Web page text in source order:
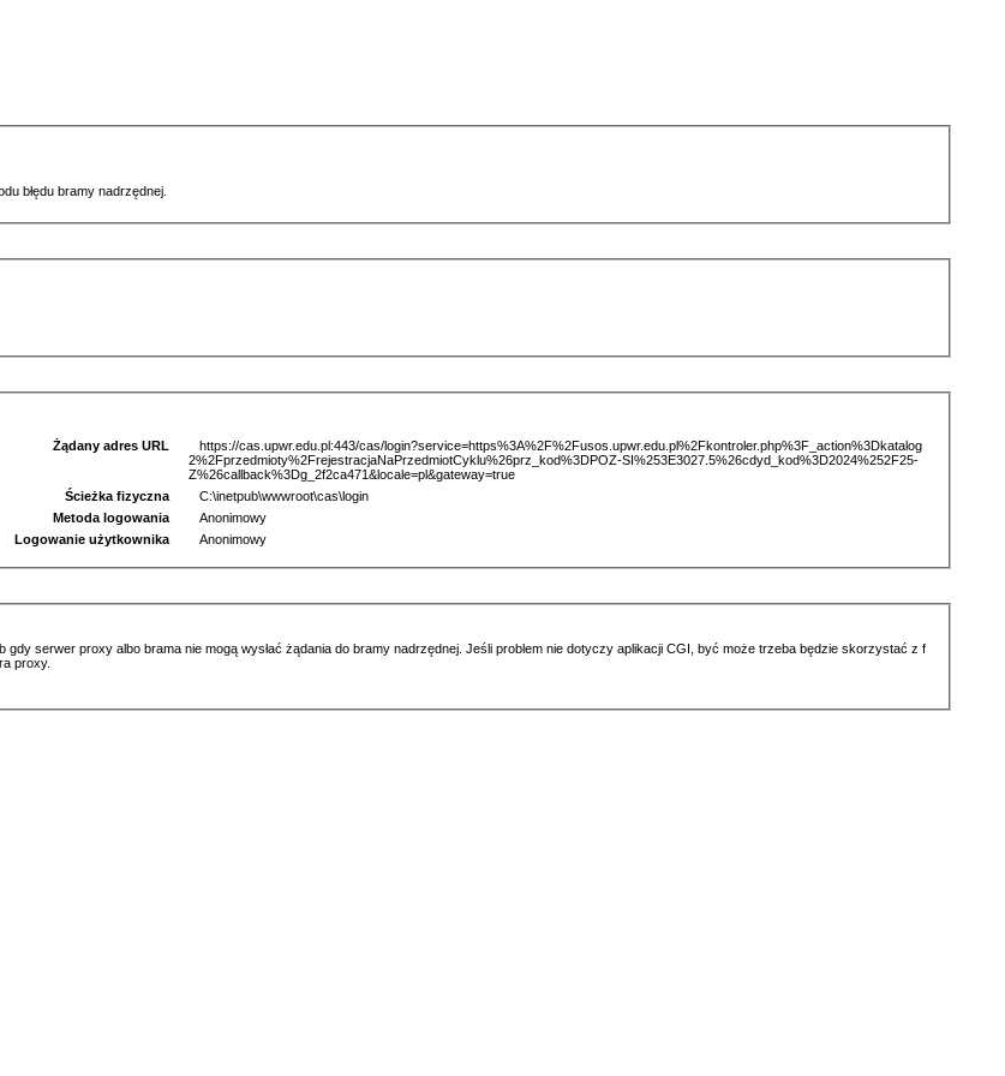
błędu bramy nadrzędnej.
Żądany adres URL
https://cas.upwr.edu.pl:443/cas/login?service=https%3A%2F%2Fusos.upwr.edu.pl%2Fkontroler.php%3F_action%3Dkatalog
2%2Fprzedmioty%2FrejestracjaNaPrzedmiotCyklu%26prz_kod%3DPOZ-SI%253E3027.5%26cdyd_kod%3D2024%252F25-
Z%26callback%3Dg_2f2ca471&locale=pl&gateway=true
Ścieżka fizyczna
C:\inetpub\wwwroot\cas\login
Metoda logowania
Anonimowy
Logowanie użytkownika
Anonimowy
gdy serwer proxy albo brama nie mogą wysłać żądania do bramy nadrzędnej. Jeśli problem nie dotyczy aplikacji CGI, być może trzeba będzie skorzystać z f
proxy.